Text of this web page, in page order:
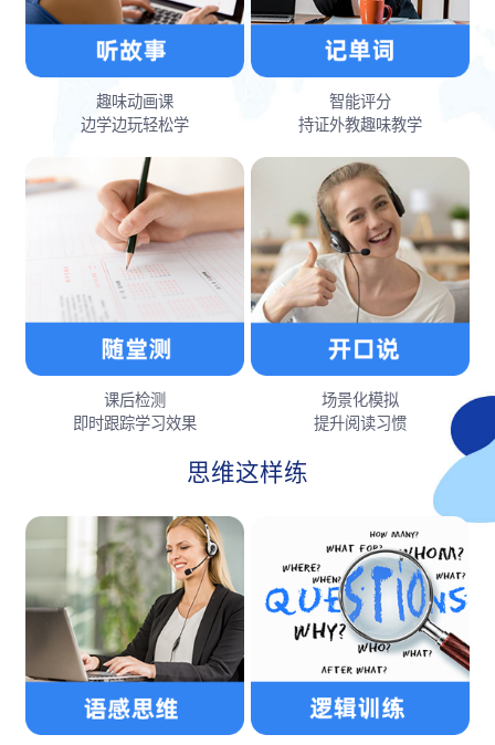
趣味动画课
边学边玩轻松学
智能评分
持证外教趣味教学
课后检测
即时跟踪学习效果
场景化模拟
提升阅读习惯
思维这样练